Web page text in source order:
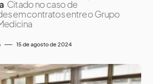
Citado no caso de
em contratos entre o Grupo
15 de agosto de 2024